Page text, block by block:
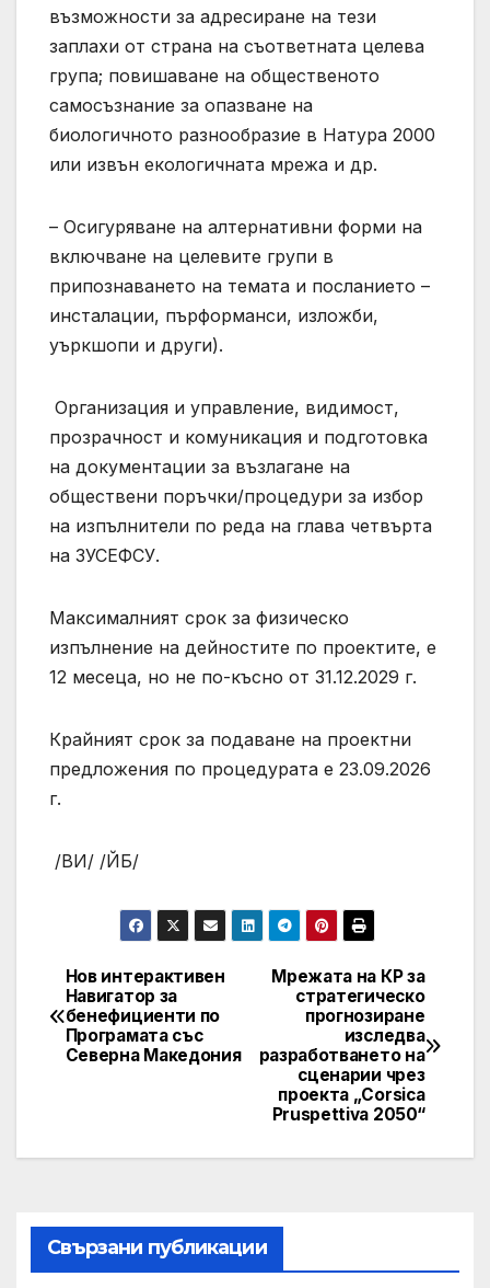
възможности за адресиране на тези
заплахи от страна на съответната целева
група; повишаване на общественото
самосъзнание за опазване на
биологичното разнообразие в Натура 2000
или извън екологичната мрежа и др.
– Осигуряване на алтернативни форми на
включване на целевите групи в
припознаването на темата и посланието –
инсталации, пърформанси, изложби,
уъркшопи и други).
Организация и управление, видимост,
прозрачност и комуникация и подготовка
на документации за възлагане на
обществени поръчки/процедури за избор
на изпълнители по реда на глава четвърта
на ЗУСЕФСУ.
Максималният срок за физическо
изпълнение на дейностите по проектите, е
12 месеца, но не по-късно от 31.12.2029 г.
Крайният срок за подаване на проектни
предложения по процедурата е 23.09.2026
г.
/ВИ/ /ЙБ/
Post
navigation
Мрежата на КР за
стратегическо
прогнозиране
изследва
разработването на
сценарии чрез
проекта „Corsica
Pruspettiva 2050“
Нов интерактивен
Навигатор за
бенефициенти по
Програмата със
Северна Македония
Свързани публикации